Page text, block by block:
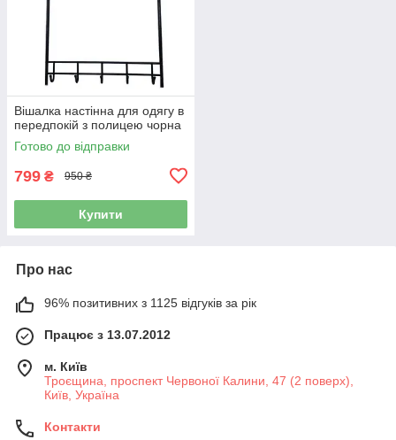
Вішалка настінна для одягу в
передпокій з полицею чорна
Готово до відправки
799 ₴ 950 ₴
Купити
Про нас
96% позитивних з 1125 відгуків за рік
Працює з 13.07.2012
м. Київ
Троєщина, проспект Червоної Калини, 47 (2 поверх),
Київ, Україна
Контакти